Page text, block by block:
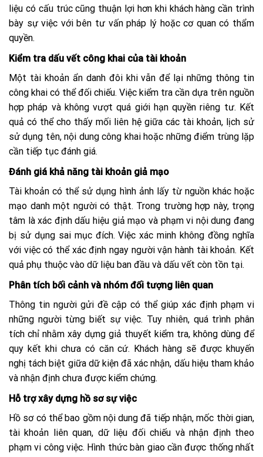
liệu có cấu trúc cũng thuận lợi hơn khi khách hàng cần trình
bày sự việc với bên tư vấn pháp lý hoặc cơ quan có thẩm
quyền.
Kiểm tra dấu vết công khai của tài khoản
Một tài khoản ẩn danh đôi khi vẫn để lại những thông tin
công khai có thể đối chiếu. Việc kiểm tra cần dựa trên nguồn
hợp pháp và không vượt quá giới hạn quyền riêng tư. Kết
quả có thể cho thấy mối liên hệ giữa các tài khoản, lịch sử
sử dụng tên, nội dung công khai hoặc những điểm trùng lặp
cần tiếp tục đánh giá.
Đánh giá khả năng tài khoản giả mạo
Tài khoản có thể sử dụng hình ảnh lấy từ nguồn khác hoặc
mạo danh một người có thật. Trong trường hợp này, trọng
tâm là xác định dấu hiệu giả mạo và phạm vi nội dung đang
bị sử dụng sai mục đích. Việc xác minh không đồng nghĩa
với việc có thể xác định ngay người vận hành tài khoản. Kết
quả phụ thuộc vào dữ liệu ban đầu và dấu vết còn tồn tại.
Phân tích bối cảnh và nhóm đối tượng liên quan
Thông tin người gửi đề cập có thể giúp xác định phạm vi
những người từng biết sự việc. Tuy nhiên, quá trình phân
tích chỉ nhằm xây dựng giả thuyết kiểm tra, không dùng để
quy kết khi chưa có căn cứ. Khách hàng sẽ được khuyến
nghị tách biệt giữa dữ kiện đã xác nhận, dấu hiệu tham khảo
và nhận định chưa được kiểm chứng.
Hỗ trợ xây dựng hồ sơ sự việc
Hồ sơ có thể bao gồm nội dung đã tiếp nhận, mốc thời gian,
tài khoản liên quan, dữ liệu đối chiếu và nhận định theo
phạm vi công việc. Hình thức bàn giao cần được thống nhất